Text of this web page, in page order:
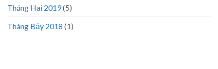
Tháng Hai 2019(5)
Tháng Bảy 2018 (1)